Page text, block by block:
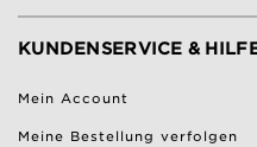
KUNDENSERVICE &
Mein Account
Meine Bestellung verfolgen